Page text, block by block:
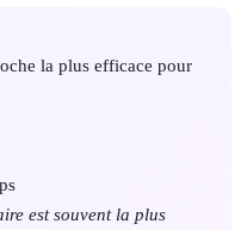
la plus efficace pour
est souvent la plus